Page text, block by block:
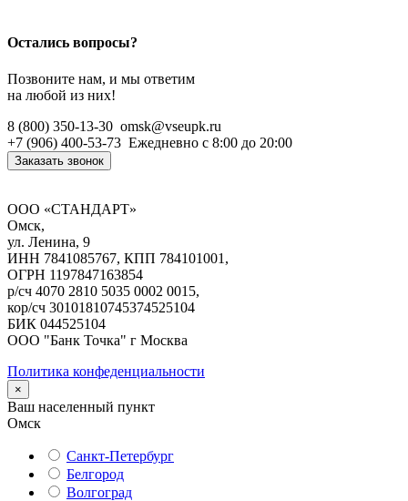
Остались вопросы?
Позвоните нам, и мы ответим
на любой из них!
8 (800) 350-13-30 omsk@vseupk.ru
+7 (906) 400-53-73 Ежедневно с 8:00 до 20:00
Заказать звонок
ООО «СТАНДАРТ»
Омск,
ул. Ленина, 9
ИНН 7841085767, КПП 784101001,
ОГРН 1197847163854
р/сч 4070 2810 5035 0002 0015,
кор/сч 30101810745374525104
БИК 044525104
ООО "Банк Точка" г Москва
Политика конфеденциальности
×
Ваш населенный пункт
Омск
Санкт-Петербург
Белгород
Волгоград